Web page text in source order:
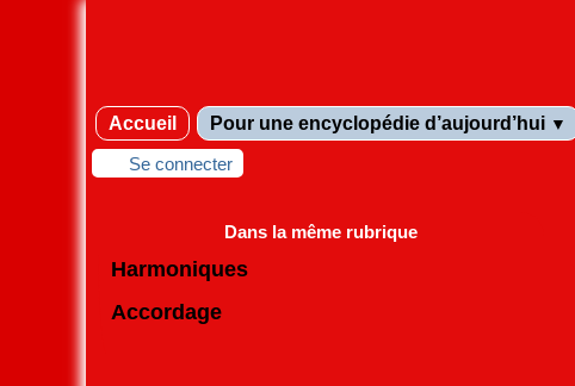
Accueil Pour une encyclopédie d’aujourd’hui ▼
Se connecter
Dans la même rubrique
Harmoniques
Accordage